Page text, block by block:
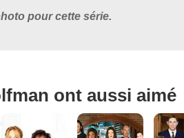
pour cette série.
ont aussi aimé